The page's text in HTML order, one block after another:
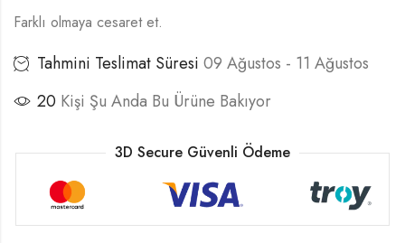
Farklı olmaya cesaret et.
Tahmini Teslimat Süresi 09 Ağustos - 11 Ağustos
20 Kişi Şu Anda Bu Ürüne Bakıyor
3D Secure Güvenli Ödeme